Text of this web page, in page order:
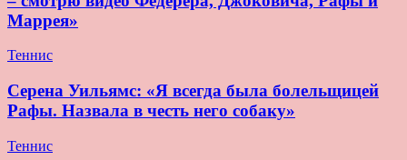
Маррея»
Теннис
Серена Уильямс: «Я всегда была болельщицей
Рафы. Назвала в честь него собаку»
Теннис